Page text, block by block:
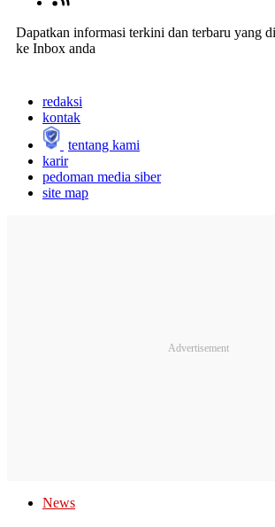
Dapatkan informasi terkini dan terbaru yang
ke Inbox anda
redaksi
kontak
tentang kami
karir
pedoman media siber
site map
News